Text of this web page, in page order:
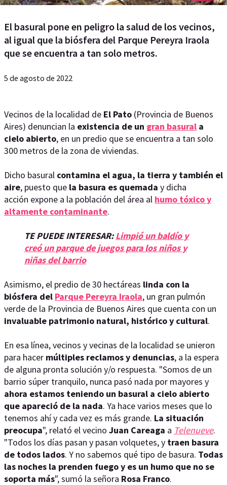
El basural pone en peligro la salud de los vecinos,
al igual que la biósfera del Parque Pereyra Iraola
que se encuentra a tan solo metros.
5 de agosto de 2022
Vecinos de la localidad de El Pato (Provincia de Buenos
Aires) denuncian la existencia de un gran basural a
cielo abierto, en un predio que se encuentra a tan solo
300 metros de la zona de viviendas.
Dicho basural contamina el agua, la tierra y también el
aire, puesto que la basura es quemada y dicha
acción expone a la población del área al humo tóxico y
altamente contaminante.
TE PUEDE INTERESAR:Limpió un baldío y
creó un parque de juegos para los niños y
niñas del barrio
Asimismo, el predio de 30 hectáreas linda con la
biósfera del Parque Pereyra Iraola, un gran pulmón
verde de la Provincia de Buenos Aires que cuenta con un
invaluable patrimonio natural, histórico y cultural.
En esa línea, vecinos y vecinas de la localidad se unieron
para hacer múltiples reclamos y denuncias, a la espera
de alguna pronta solución y/o respuesta. "Somos de un
barrio súper tranquilo, nunca pasó nada por mayores y
ahora estamos teniendo un basural a cielo abierto
que apareció de la nada. Ya hace varios meses que lo
tenemos ahí y cada vez es más grande. La situación
preocupa", relató el vecino Juan Careaga a Telenueve.
"Todos los días pasan y pasan volquetes, y traen basura
de todos lados. Y no sabemos qué tipo de basura. Todas
las noches la prenden fuego y es un humo que no se
soporta más", sumó la señora Rosa Franco.